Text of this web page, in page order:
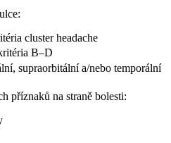
cluster headache
B–D
supraorbitální a/nebo temporální
příznaků na straně bolesti: